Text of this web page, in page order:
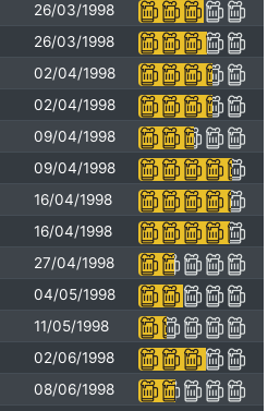
26/03/1998
26/03/1998
02/04/1998
02/04/1998
09/04/1998
09/04/1998
16/04/1998
16/04/1998
27/04/1998
04/05/1998
11/05/1998
02/06/1998
08/06/1998